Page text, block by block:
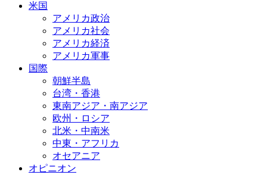
米国
アメリカ政治
アメリカ社会
アメリカ経済
アメリカ軍事
国際
朝鮮半島
台湾・香港
東南アジア・南アジア
欧州・ロシア
北米・中南米
中東・アフリカ
オセアニア
オピニオン